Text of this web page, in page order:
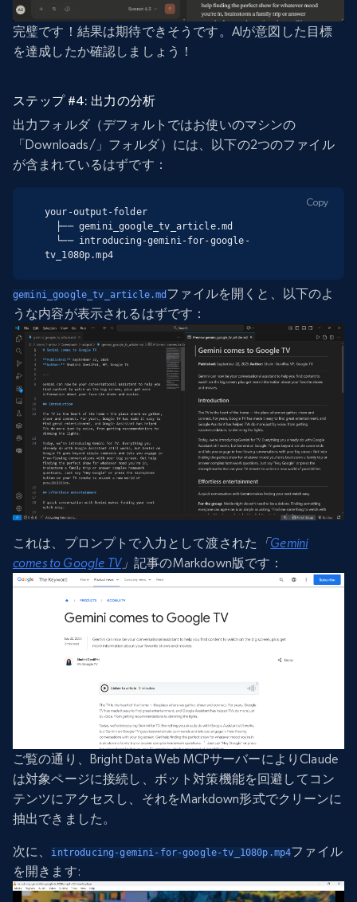
完璧です！結果は期待できそうです。AIが意図した目標
を達成したか確認しましょう！
ステップ #4: 出力の分析
出力フォルダ（デフォルトではお使いのマシンの
「Downloads/」フォルダ）には、以下の2つのファイル
が含まれているはずです：
your-output-folder
tv_1080p.mp4
Copy
gemini_google_tv_article.md ファイルを開くと、以下のよ
うな内容が表示されるはずです：
これは、プロンプトで入力として渡された 「 Gemini
comes to Google TV」記事のMarkdown版です：
ご覧の通り、Bright Data Web MCPサーバーによりClaude
は対象ページに接続し、ボット対策機能を回避してコン
テンツにアクセスし、それをMarkdown形式でクリーンに
抽出できました。
次に、 introducing-gemini-for-google-tv_1080p.mp4ファイル
を開きます: